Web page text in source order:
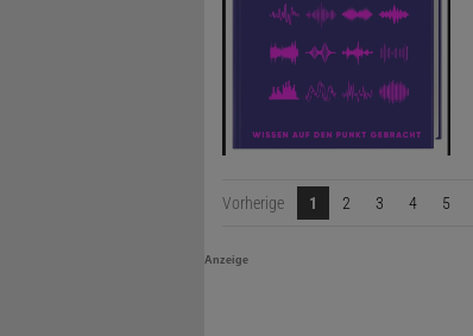
Vorherige 1 2 3 4 5
Anzeige